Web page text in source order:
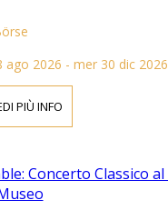
ago 2026 - mer 30 dic 2026
PIÙ INFO